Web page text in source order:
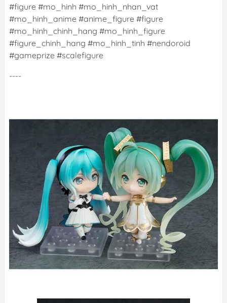
#figure #mo_hinh #mo_hinh_nhan_vat
#mo_hinh_anime #anime_figure #figure
#mo_hinh_chinh_hang #mo_hinh_figure
#figure_chinh_hang #mo_hinh_tinh #nendoroid
#gameprize #scalefigure
----